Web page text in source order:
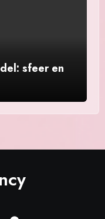
sfeer en